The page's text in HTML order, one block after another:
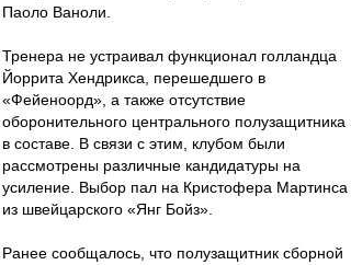
Паоло Ваноли.
Тренера не устраивал функционал голландца
Йоррита Хендрикса, перешедшего в
«Фейеноорд», а также отсутствие
оборонительного центрального полузащитника
в составе. В связи с этим, клубом были
рассмотрены различные кандидатуры на
усиление. Выбор пал на Кристофера Мартинса
из швейцарского «Янг Бойз».
Ранее сообщалось, что полузащитник сборной